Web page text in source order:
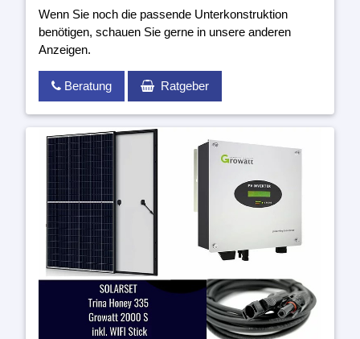
Wenn Sie noch die passende Unterkonstruktion
benötigen, schauen Sie gerne in unsere anderen
Anzeigen.
Beratung Ratgeber